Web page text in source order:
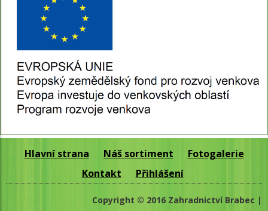
Hlavní strana Náš sortiment
Fotogalerie
Kontakt
Přihlášení
Copyright © 2016 Zahradnictví Brabec |